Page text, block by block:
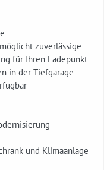
zuverlässige
für Ihren Ladepunkt
in der Tiefgarage
und Klimaanlage